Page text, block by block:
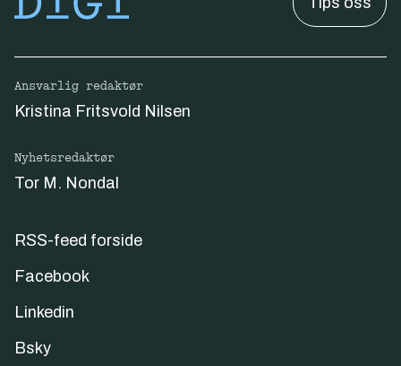
Ansvarlig redaktør
Kristina Fritsvold Nilsen
Nyhetsredaktør
Tor M. Nondal
RSS-feed forside
Facebook
Linkedin
Bsky